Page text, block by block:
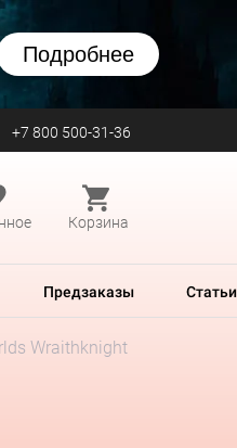
Подробнее
+7 800 500-31-36
Корзина
Предзаказы Статьи
Wraithknight